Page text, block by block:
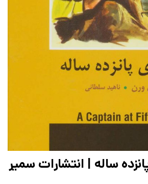
ساله | انتشارات سمیر